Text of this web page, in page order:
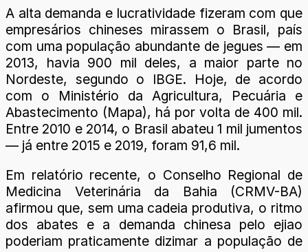
A alta demanda e lucratividade fizeram com que
empresários chineses mirassem o Brasil, país
com uma população abundante de jegues — em
2013, havia 900 mil deles, a maior parte no
Nordeste, segundo o IBGE. Hoje, de acordo
com o Ministério da Agricultura, Pecuária e
Abastecimento (Mapa), há por volta de 400 mil.
Entre 2010 e 2014, o Brasil abateu 1 mil jumentos
— já entre 2015 e 2019, foram 91,6 mil.
Em relatório recente, o Conselho Regional de
Medicina Veterinária da Bahia (CRMV-BA)
afirmou que, sem uma cadeia produtiva, o ritmo
dos abates e a demanda chinesa pelo ejiao
poderiam praticamente dizimar a população de